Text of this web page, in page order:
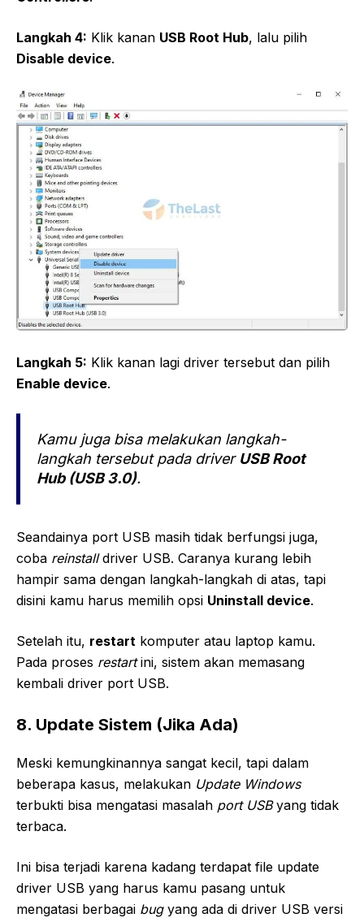
Langkah 4: Klik kanan USB Root Hub, lalu pilih
Disable device.
Langkah 5: Klik kanan lagi driver tersebut dan pilih
Enable device.
Kamu juga bisa melakukan langkah-
langkah tersebut pada driver USB Root
Hub (USB 3.0).
Seandainya port USB masih tidak berfungsi juga,
coba reinstalldriver USB. Caranya kurang lebih
hampir sama dengan langkah-langkah di atas, tapi
disini kamu harus memilih opsi Uninstall device.
Setelah itu, restart komputer atau laptop kamu.
Pada proses restartini, sistem akan memasang
kembali driver port USB.
8. Update Sistem (Jika Ada)
Meski kemungkinannya sangat kecil, tapi dalam
beberapa kasus, melakukan Update Windows
terbukti bisa mengatasi masalah port USByang tidak
terbaca.
Ini bisa terjadi karena kadang terdapat file update
driver USB yang harus kamu pasang untuk
mengatasi berbagai bugyang ada di driver USB versi